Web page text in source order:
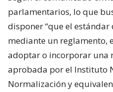
parlamentarios, lo que
disponer “que el
mediante un reglamento,
adoptar o incorporar una
aprobada por el Instituto
Normalización y